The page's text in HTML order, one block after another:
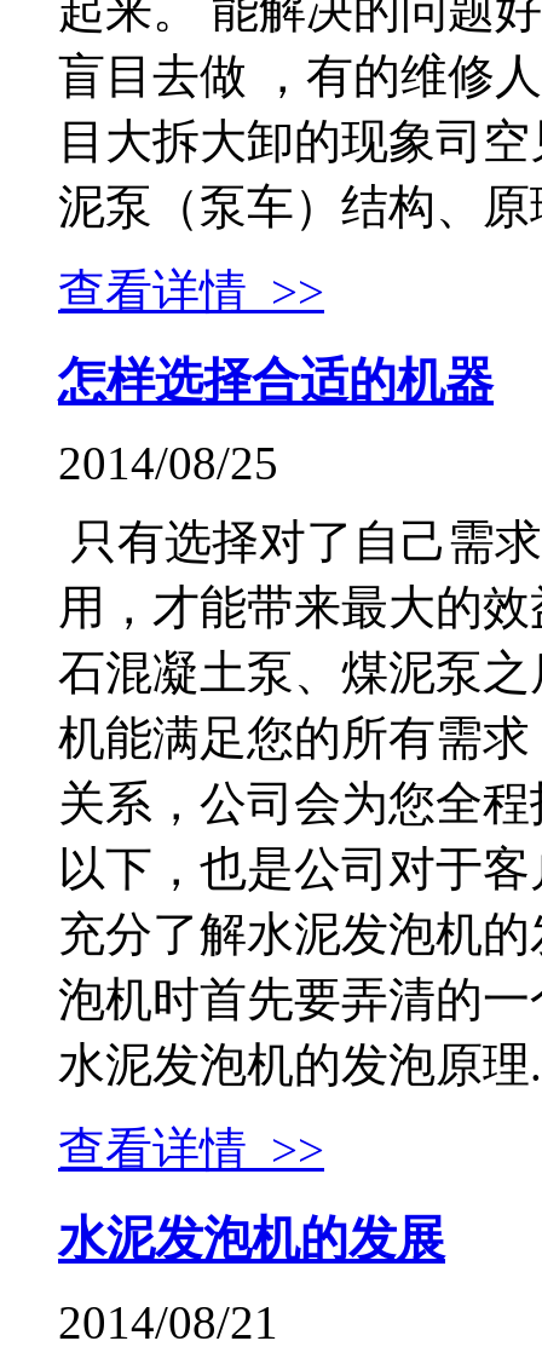
盲目去做 ，有的维修
目大拆大卸的现象司
泥泵（泵车）结构、原
查看详情 >>
怎样选择合适的机器
2014/08/25
只有选择对了自己需
用，才能带来最大的
石混凝土泵、煤泥泵
机能满足您的所有需
关系，公司会为您全
以下，也是公司对于
充分了解水泥发泡
泡机时首先要弄清的
水泥发泡机的发泡原理
查看详情 >>
水泥发泡机的发展
2014/08/21